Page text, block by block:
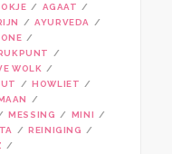
AGAAT
AYURVEDA
WOLK
HOWLIET
MESSING
MINI
REINIGING